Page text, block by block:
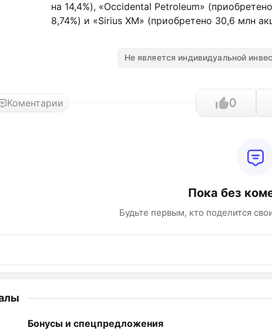
на 14,4%), «Occidental Petroleum»
8,74%) и «Sirius XM» (приобретено 30,6 млн
Не является индивидуальной
Коментарии 0
Пока без
Будьте первым, кто поделится
Бонусы и спецпредложения